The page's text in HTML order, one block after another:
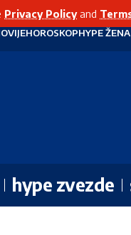
Privacy Policyand
HOROSKOPHYPE ŽENA
hype zvezde